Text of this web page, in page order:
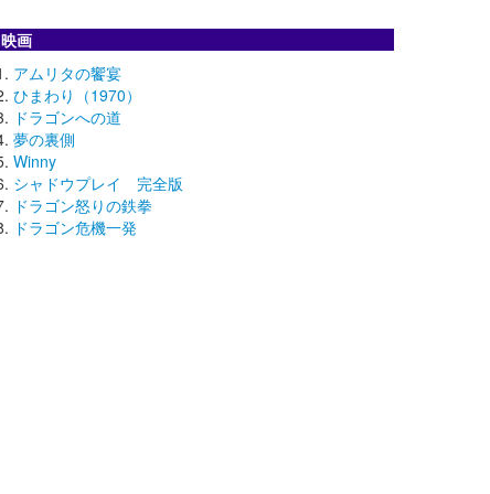
映画
アムリタの饗宴
ひまわり（1970）
ドラゴンへの道
夢の裏側
Winny
シャドウプレイ 完全版
ドラゴン怒りの鉄拳
ドラゴン危機一発